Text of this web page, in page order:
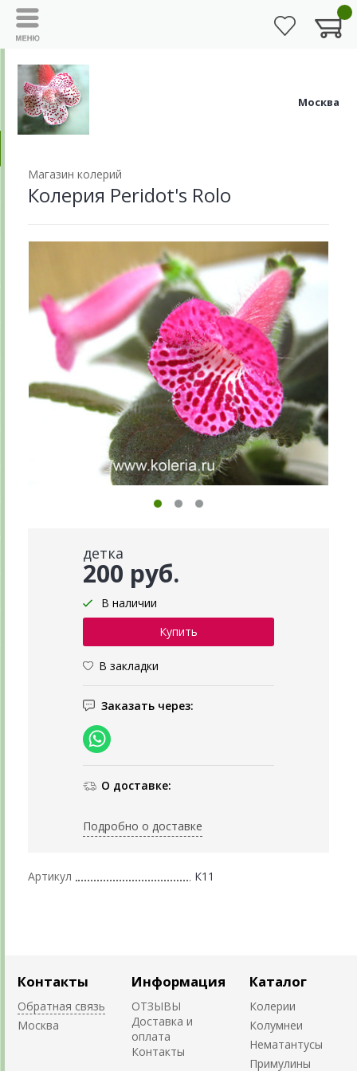
Москва
Магазин колерий
Колерия Peridot's Rolo
детка
200 руб.
В наличии
В закладки
Заказать через:
О доставке:
Подробно о доставке
Артикул К11
Контакты
Обратная связь
Москва
Информация
ОТЗЫВЫ
Доставка и
оплата
Контакты
Каталог
Колерии
Колумнеи
Нематантусы
Примулины